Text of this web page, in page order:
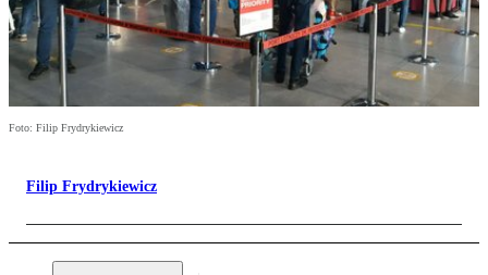
Foto: Filip Frydrykiewicz
Filip Frydrykiewicz